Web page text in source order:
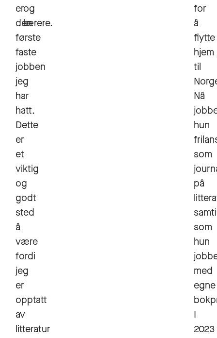
er
den
første
faste
jobben
jeg
har
hatt.
Dette
er
et
viktig
og
godt
sted
å
være
fordi
jeg
er
opptatt
av
litteratur
og
lærere.
for
å
flytte
hjem
til
Nå
hun
som
på
som
hun
med
egne
I
2023